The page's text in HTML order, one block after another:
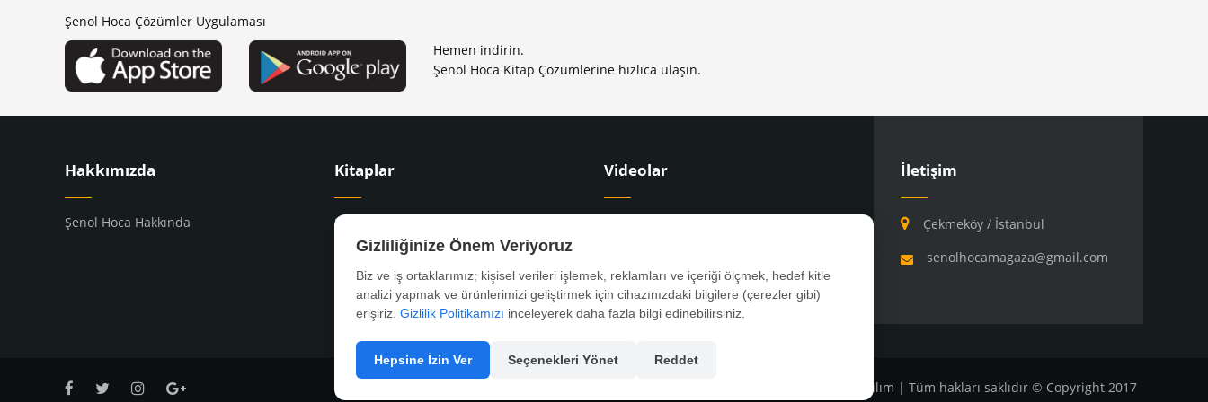
Şenol Hoca Çözümler Uygulaması
Hemen indirin.
Şenol Hoca Kitap Çözümlerine hızlıca ulaşın.
Hakkımızda
Şenol Hoca Hakkında
Kitaplar
8. Sınıf Kitapları
9. Sınıf Kitapları
10. Sınıf Kitapları
YKS Kitapları
Videolar
YKS Ders Videoları
KPSS Ders Videoları
İletişim
Çekmeköy / İstanbul
senolhocamagaza@gmail.com
4M Yazılım | Tüm hakları saklıdır © Copyright 2017
Gizliliğinize Önem Veriyoruz
Biz ve iş ortaklarımız; kişisel verileri işlemek, reklamları ve içeriği ölçmek, hedef kitle
analizi yapmak ve ürünlerimizi geliştirmek için cihazınızdaki bilgilere (çerezler gibi)
erişiriz. Gizlilik Politikamızı inceleyerek daha fazla bilgi edinebilirsiniz.
Hepsine İzin Ver Seçenekleri Yönet Reddet